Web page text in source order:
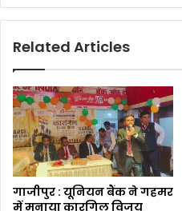
Related Articles
गाजीपुर : यूनियन बैंक ने गहमर
में मनाया कारगिल विजय